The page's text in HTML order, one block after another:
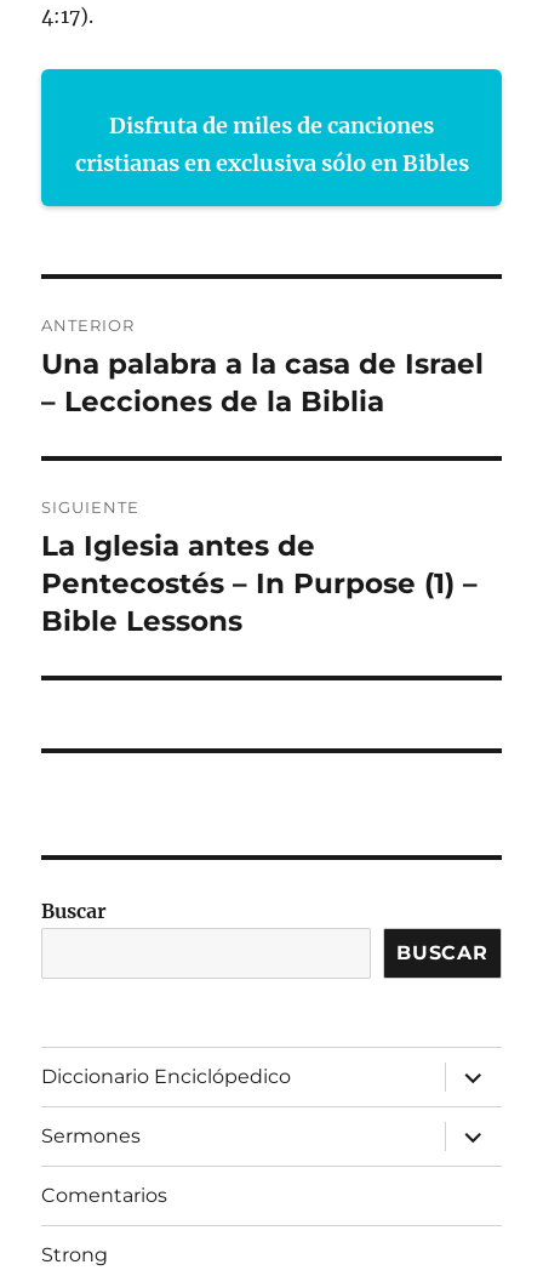
4:17).
Disfruta de miles de canciones
cristianas en exclusiva sólo en Bibles
de
entradas
ANTERIOR
Entrada
anterior:
Una palabra a la casa de Israel
– Lecciones de la Biblia
SIGUIENTE
Entrada
siguiente:
La Iglesia antes de
Pentecostés – In Purpose (1) –
Bible Lessons
Buscar
BUSCAR
Diccionario Enciclópedico
expandir
el
menú
inferior
Sermones
expandir
el
menú
Comentarios
Strong